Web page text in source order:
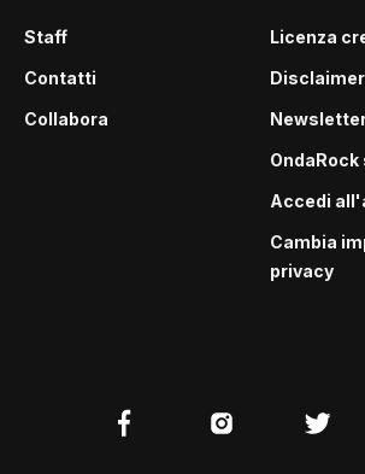
Staff
Contatti
Collabora
Licenza
Disclaimer
Accedi
Cambia
privacy